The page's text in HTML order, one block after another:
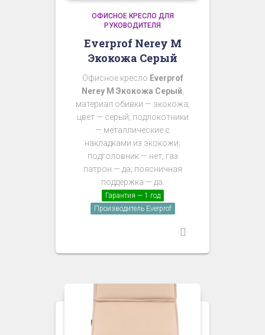
ОФИСНОЕ КРЕСЛО ДЛЯ
РУКОВОДИТЕЛЯ
Everprof Nerey M
Экокожа Серый
Офисное кресло Everprof
Nerey M Экокожа Серый
материал обивки — экокожа;
цвет — серый; подлокотники
— металлические с
накладками из экокожи;
подголовник — нет; газ
патрон — да; поясничная
поддержка — да.
Гарантия — 1 год
Производитель Everprof